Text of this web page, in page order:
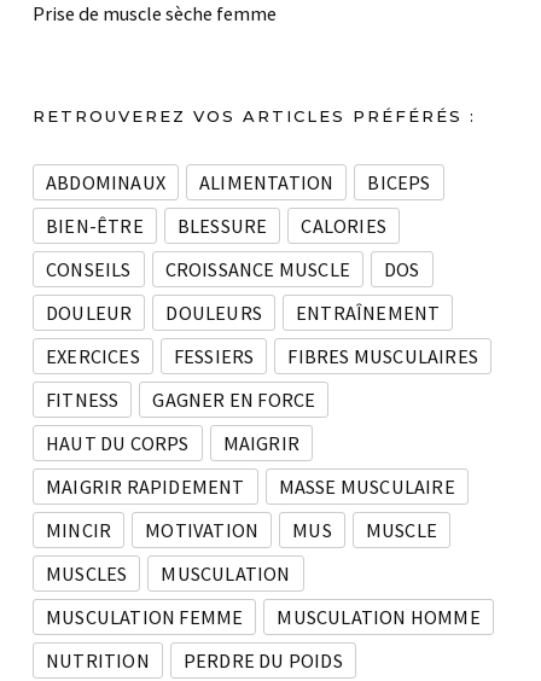
Prise de muscle sèche femme
RETROUVEREZ VOS ARTICLES PRÉFÉRÉS :
ABDOMINAUX ALIMENTATION
BICEPS
BIEN-ÊTRE
BLESSURE
CALORIES
CONSEILS
CROISSANCE MUSCLE
DOS
DOULEUR
DOULEURS
ENTRAÎNEMENT
EXERCICES
FESSIERS
FIBRES MUSCULAIRES
FITNESS
GAGNER EN FORCE
HAUT DU CORPS
MAIGRIR
MAIGRIR RAPIDEMENT
MASSE MUSCULAIRE
MINCIR
MOTIVATION MUS
MUSCLE
MUSCLES
MUSCULATION
MUSCULATION FEMME
MUSCULATION HOMME
NUTRITION
PERDRE DU POIDS